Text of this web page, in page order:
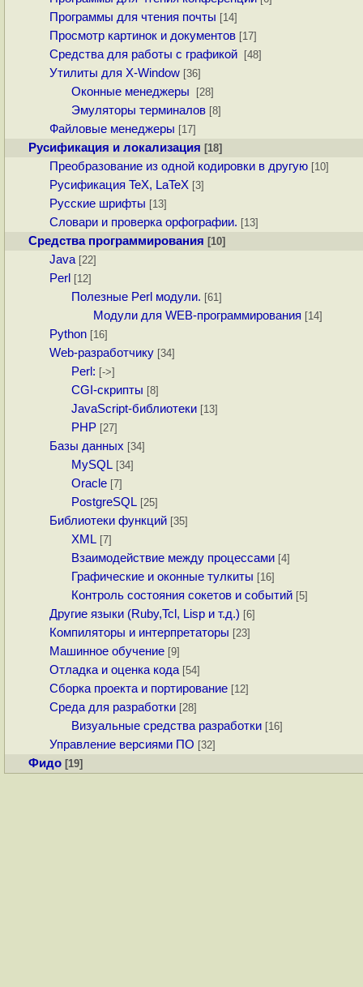
Программы для чтения почты [14]
Просмотр картинок и документов [17]
Средства для работы с графикой [48]
Утилиты для X-Window [36]
Оконные менеджеры [28]
Эмуляторы терминалов [8]
Файловые менеджеры [17]
Русификация и локализация [18]
Преобразование из одной кодировки в другую [10]
Русификация TeX, LaTeX [3]
Русские шрифты [13]
Словари и проверка орфографии. [13]
Средства программирования [10]
Java [22]
Perl [12]
Полезные Perl модули. [61]
Модули для WEB-программирования [14]
Python [16]
Web-разработчику [34]
Perl: [->]
CGI-скрипты [8]
JavaScript-библиотеки [13]
PHP [27]
Базы данных [34]
MySQL [34]
Oracle [7]
PostgreSQL [25]
Библиотеки функций [35]
XML [7]
Взаимодействие между процессами [4]
Графические и оконные тулкиты [16]
Контроль состояния сокетов и событий [5]
Другие языки (Ruby,Tcl, Lisp и т.д.) [6]
Компиляторы и интерпретаторы [23]
Машинное обучение [9]
Отладка и оценка кода [54]
Сборка проекта и портирование [12]
Среда для разработки [28]
Визуальные средства разработки [16]
Управление версиями ПО [32]
Фидо [19]